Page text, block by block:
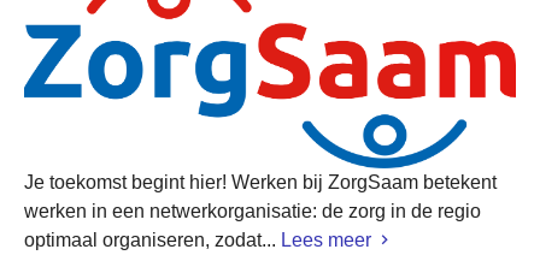
Je toekomst begint hier! Werken bij ZorgSaam betekent
werken in een netwerkorganisatie: de zorg in de regio
optimaal organiseren, zodat... Lees meer